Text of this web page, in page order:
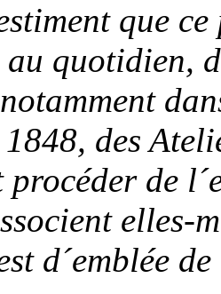
que
quotidien,
des
de
elles-
d´emblée